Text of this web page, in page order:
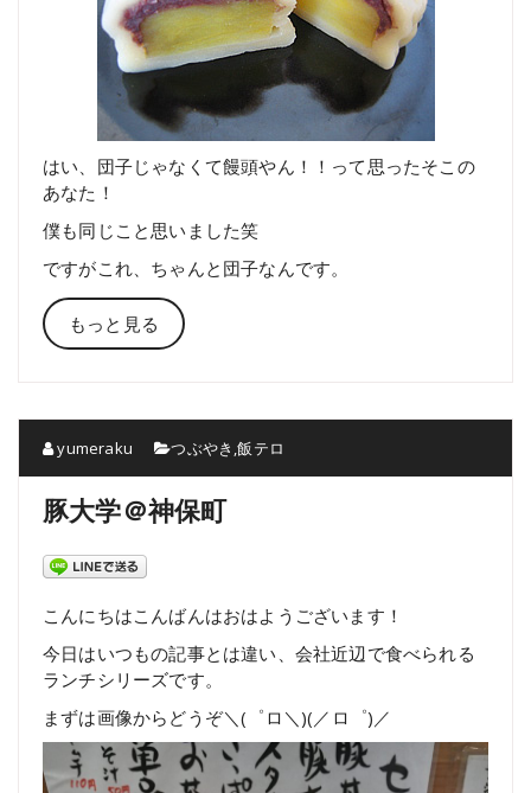
はい、団子じゃなくて饅頭やん！！って思ったそこの
あなた！
僕も同じこと思いました笑
ですがこれ、ちゃんと団子なんです。
もっと見る
yumeraku つぶやき ,飯テロ
豚大学＠神保町
こんにちはこんばんはおはようございます！
今日はいつもの記事とは違い、会社近辺で食べられる
ランチシリーズです。
まずは画像からどうぞ＼(゜ロ＼)(／ロ゜)／